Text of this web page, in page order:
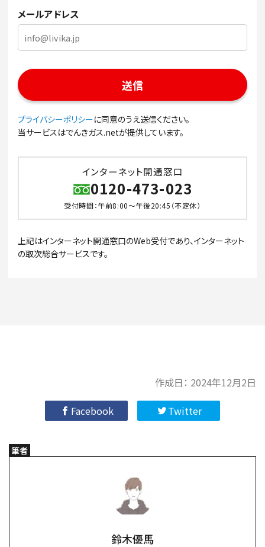
メールアドレス
プライバシーポリシーに同意のうえ送信ください。
当サービスはでんきガス.netが提供しています。
インターネット開通窓口
0120-473-023
受付時間：午前8:00～午後20:45（不定休）
上記はインターネット開通窓口のWeb受付であり、インターネット
の取次総合サービスです。
作成日： 2024年12月2日
Facebook
Twitter
筆者
鈴木優馬